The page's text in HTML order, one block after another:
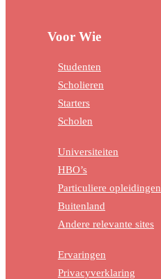
Voor Wie
Studenten
Scholieren
Starters
Scholen
Universiteiten
HBO’s
Particuliere opleidingen
Buitenland
Andere relevante sites
Ervaringen
Privacyverklaring